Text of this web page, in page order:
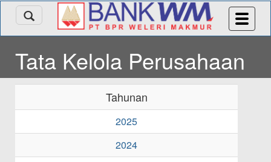
Tata Kelola Perusahaan
Tahunan
2025
2024